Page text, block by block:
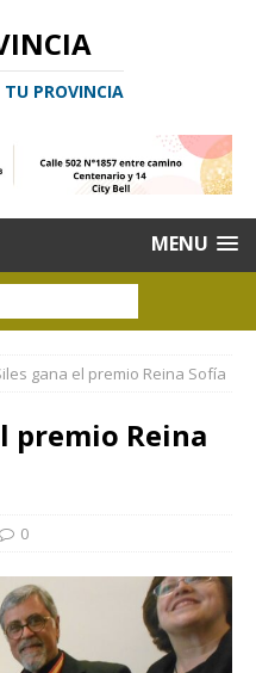
PROVINCIA
MENU
gana el premio Reina Sofía
premio Reina
0